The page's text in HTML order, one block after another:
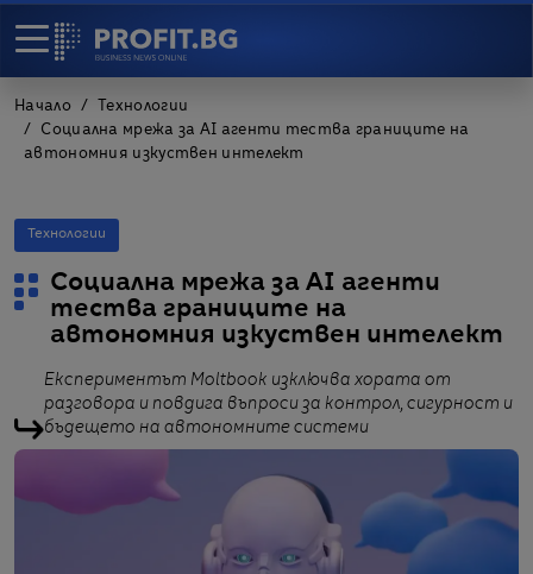
Начало
Технологии
Социална мрежа за AI агенти тества границите на
автономния изкуствен интелект
Технологии
Социална мрежа за AI агенти
тества границите на
автономния изкуствен интелект
Експериментът Moltbook изключва хората от
разговора и повдига въпроси за контрол, сигурност и
бъдещето на автономните системи